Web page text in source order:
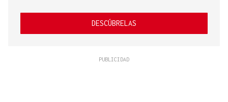
DESCÚBRELAS